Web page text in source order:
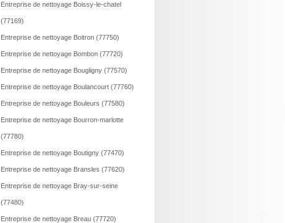
Entreprise de nettoyage Boissy-le-chatel
(77169)
Entreprise de nettoyage Boitron (77750)
Entreprise de nettoyage Bombon (77720)
Entreprise de nettoyage Bougligny (77570)
Entreprise de nettoyage Boulancourt (77760)
Entreprise de nettoyage Bouleurs (77580)
Entreprise de nettoyage Bourron-marlotte
(77780)
Entreprise de nettoyage Boutigny (77470)
Entreprise de nettoyage Bransles (77620)
Entreprise de nettoyage Bray-sur-seine
(77480)
Entreprise de nettoyage Breau (77720)